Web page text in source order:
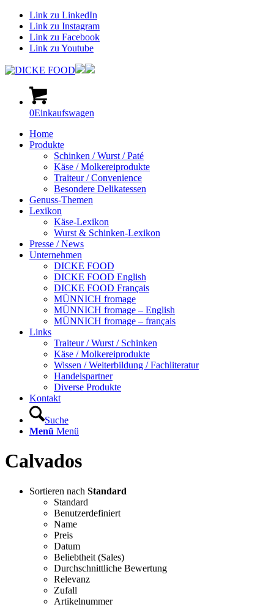
Link zu LinkedIn
Link zu Instagram
Link zu Facebook
Link zu Youtube
0Einkaufswagen
Home
Produkte
Schinken / Wurst / Paté
Käse / Molkereiprodukte
Traiteur / Convenience
Besondere Delikatessen
Genuss-Themen
Lexikon
Käse-Lexikon
Wurst & Schinken-Lexikon
Presse / News
Unternehmen
DICKE FOOD
DICKE FOOD English
DICKE FOOD Français
MÜNNICH fromage
MÜNNICH fromage – English
MÜNNICH fromage – français
Links
Traiteur / Wurst / Schinken
Käse / Molkereiprodukte
Wissen / Weiterbildung / Fachliteratur
Handelspartner
Diverse Produkte
Kontakt
Suche
Menü Menü
Calvados
Sortieren nach Standard
Standard
Benutzerdefiniert
Name
Preis
Datum
Beliebtheit (Sales)
Durchschnittliche Bewertung
Relevanz
Zufall
Artikelnummer